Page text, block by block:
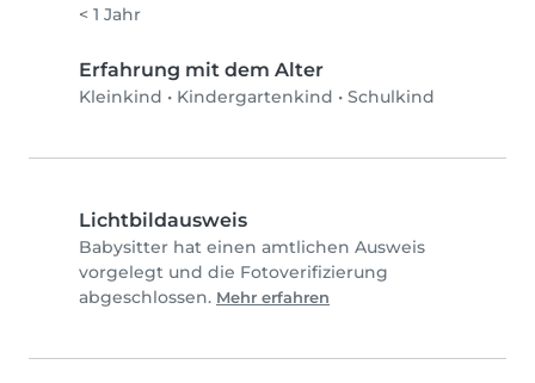
< 1 Jahr
Erfahrung mit dem Alter
Kleinkind • Kindergartenkind • Schulkind
Lichtbildausweis
Babysitter hat einen amtlichen Ausweis
vorgelegt und die Fotoverifizierung
abgeschlossen. Mehr erfahren